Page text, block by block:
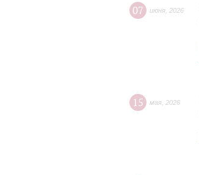
07 июня 2026
15 мая 2026